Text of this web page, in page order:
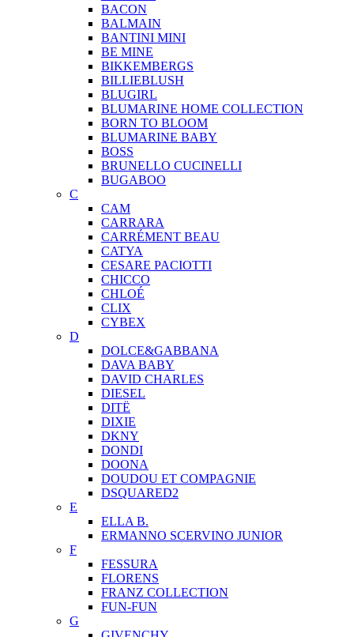
BACON
BALMAIN
BANTINI MINI
BE MINE
BIKKEMBERGS
BILLIEBLUSH
BLUGIRL
BLUMARINE HOME COLLECTION
BORN TO BLOOM
BLUMARINE BABY
BOSS
BRUNELLO CUCINELLI
BUGABOO
C
CAM
CARRARA
CARRÉMENT BEAU
CATYA
CESARE PACIOTTI
CHICCO
CHLOÉ
CLIX
CYBEX
D
DOLCE&GABBANA
DAVA BABY
DAVID CHARLES
DIESEL
DITЁ
DIXIE
DKNY
DONDI
DOONA
DOUDOU ET COMPAGNIE
DSQUARED2
E
ELLA B.
ERMANNO SCERVINO JUNIOR
F
FESSURA
FLORENS
FRANZ COLLECTION
FUN-FUN
G